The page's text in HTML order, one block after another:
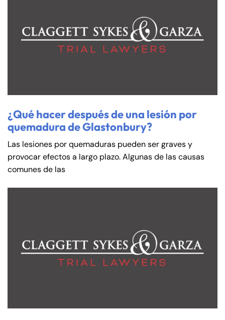
¿Qué hacer después de una lesión por
quemadura de Glastonbury?
Las lesiones por quemaduras pueden ser graves y
provocar efectos a largo plazo. Algunas de las causas
comunes de las